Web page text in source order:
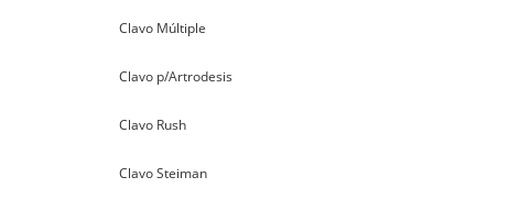
Clavo Múltiple
Clavo p/Artrodesis
Clavo Rush
Clavo Steiman